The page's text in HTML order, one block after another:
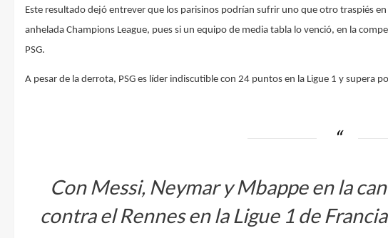
Este resultado dejó entrever que los parisinos podrían sufrir uno que otro traspiés
anhelada Champions League, pues si un equipo de media tabla lo venció, en la
PSG.
A pesar de la derrota, PSG es líder indiscutible con 24 puntos en la Ligue 1 y supera
Con Messi, Neymar y Mbappe en la
contra el Rennes en la Ligue 1 de Francia